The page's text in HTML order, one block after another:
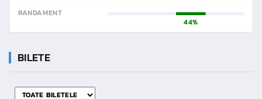
RANDAMENT
44%
BILETE